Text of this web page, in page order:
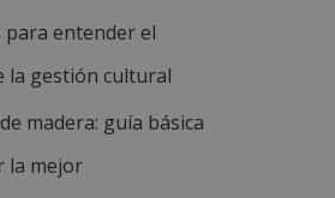
para entender el
la gestión cultural
madera: guía básica
la mejor